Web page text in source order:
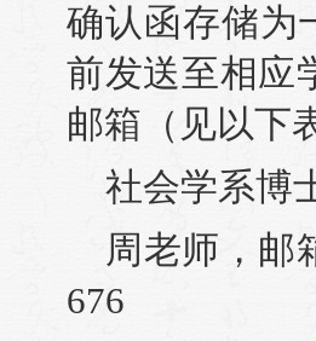
确认函存储为
前发送至相应
邮箱（见以下
社会学系博
周老师，邮
676